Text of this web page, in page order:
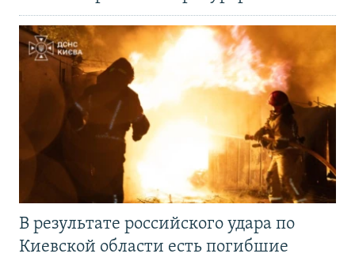
В результате российского удара по
Киевской области есть погибшие